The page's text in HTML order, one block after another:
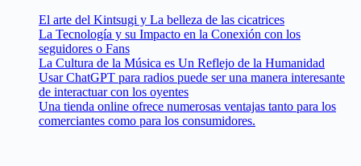
El arte del Kintsugi y La belleza de las cicatrices
La Tecnología y su Impacto en la Conexión con los
seguidores o Fans
La Cultura de la Música es Un Reflejo de la Humanidad
Usar ChatGPT para radios puede ser una manera interesante
de interactuar con los oyentes
Una tienda online ofrece numerosas ventajas tanto para los
comerciantes como para los consumidores.